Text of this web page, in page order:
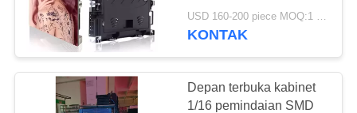
Screen Dalam Video
USD 160-200 piece MOQ:1 potong
KONTAK
Depan terbuka kabinet
1/16 pemindaian SMD